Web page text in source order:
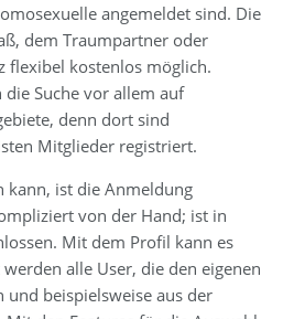
angemeldet sind. Die
dem Traumpartner oder
flexibel kostenlos möglich.
Suche vor allem auf
denn dort sind
Mitglieder registriert.
kann, ist die Anmeldung
von der Hand; ist in
Mit dem Profil kann es
alle User, die den eigenen
und beispielsweise aus der